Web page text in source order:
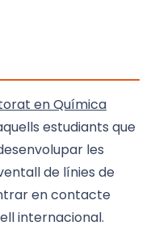
en Química
estudiants que
les
de línies de
en contacte
internacional.